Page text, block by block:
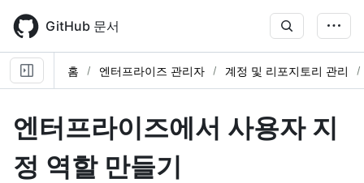
main
content
GitHub 문서
홈 엔터프라이즈 관리자 계정 및 리포지토리 관리
엔터프라이즈에서 사용자 지
정 역할 만들기